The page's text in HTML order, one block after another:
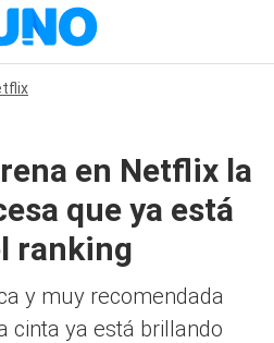
en Netflix la
que ya está
ranking
y muy recomendada
cinta ya está brillando